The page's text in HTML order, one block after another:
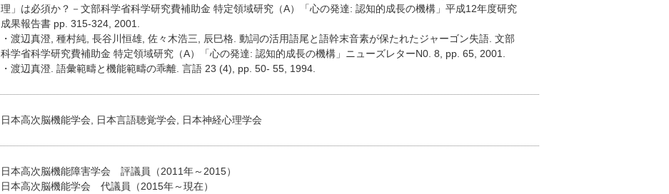
理」は必須か？－文部科学省科学研究費補助金 特定領域研究（A）「心の発達: 認知的成長の機構」平成12年度研究
成果報告書 pp. 315-324, 2001.
・渡辺真澄, 種村純, 長谷川恒雄, 佐々木浩三, 辰巳格. 動詞の活用語尾と語幹末音素が保たれたジャーゴン失語. 文部
科学省科学研究費補助金 特定領域研究（A）「心の発達: 認知的成長の機構」ニューズレターN0. 8, pp. 65, 2001.
・渡辺真澄. 語彙範疇と機能範疇の乖離. 言語 23 (4), pp. 50- 55, 1994.
日本高次脳機能学会, 日本言語聴覚学会, 日本神経心理学会
日本高次脳機能障害学会 評議員（2011年～2015）
日本高次脳機能学会 代議員（2015年～現在）